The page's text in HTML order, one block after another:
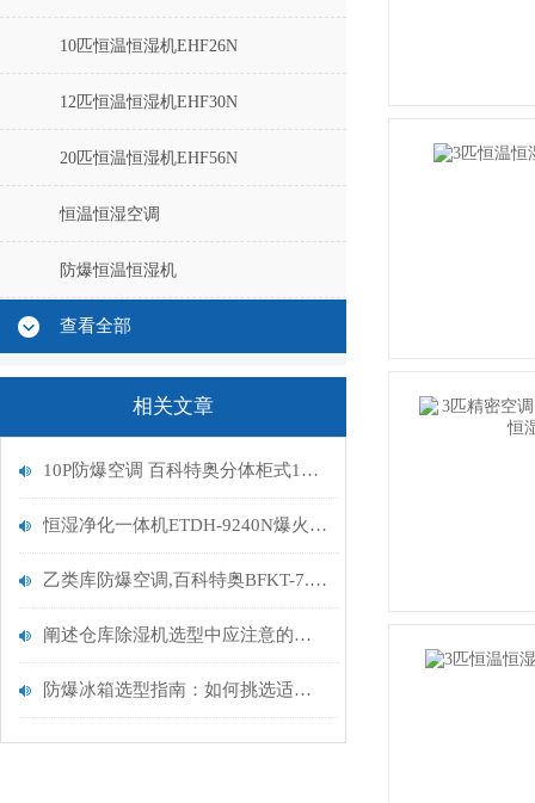
10匹恒温恒湿机EHF26N
12匹恒温恒湿机EHF30N
20匹恒温恒湿机EHF56N
恒温恒湿空调
防爆恒温恒湿机
查看全部
相关文章
10P防爆空调 百科特奥分体柜式10P防爆空调BLF-28
恒湿净化一体机ETDH-9240N爆火背后：现代人为何甘愿为“多功能”买单
乙类库防爆空调,百科特奥BFKT-7.5,3匹挂式防爆空调机
阐述仓库除湿机选型中应注意的三点要素
防爆冰箱选型指南：如何挑选适合的温度敏感物品存储设备